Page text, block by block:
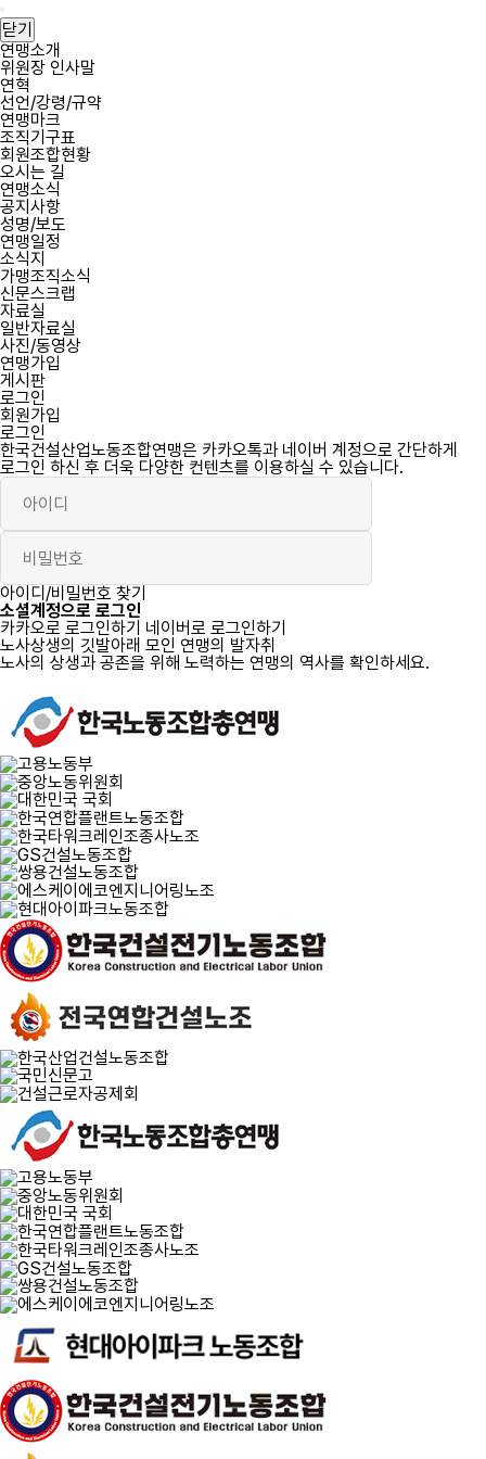
국
건
설
산
업
노
동
조
합
연
맹
뉴
열
기
닫기
연맹소개
위원장 인사말
연혁
선언/강령/규약
연맹마크
조직기구표
회원조합현황
오시는 길
연맹소식
공지사항
성명/보도
연맹일정
소식지
가맹조직소식
신문스크랩
자료실
일반자료실
사진/동영상
연맹가입
게시판
로그인
회원가입
로그인
한국건설산업노동조합연맹은 카카오톡과 네이버 계정으로 간단하게
로그인 하신 후 더욱 다양한 컨텐츠를 이용하실 수 있습니다.
원
아
이
디
밀
번
호
아이디/비밀번호 찾기
소셜계정으로 로그인
카카오로 로그인하기 네이버로 로그인하기
국
건
설
산
업
노
동
조
합
연
맹
역
사
노사상생의 깃발아래 모인 연맹의 발자취
노사의 상생과 공존을 위해 노력하는 연맹의 역사를 확인하세요.